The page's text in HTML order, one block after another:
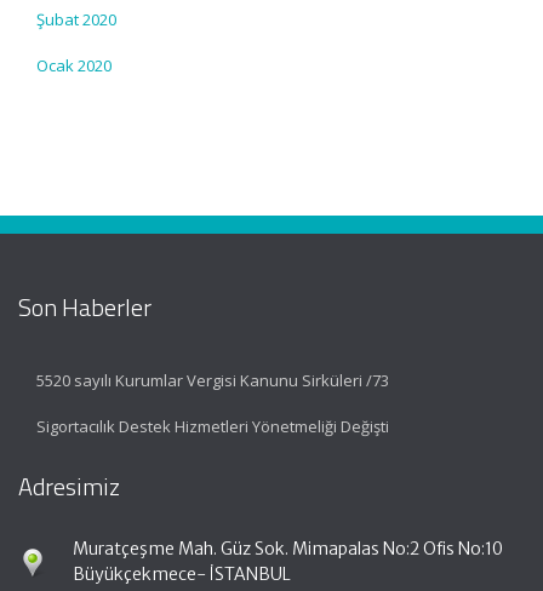
Şubat 2020
Ocak 2020
Son Haberler
5520 sayılı Kurumlar Vergisi Kanunu Sirküleri /73
Sigortacılık Destek Hizmetleri Yönetmeliği Değişti
Adresimiz
Muratçeşme Mah. Güz Sok. Mimapalas No:2 Ofis No:10
Büyükçekmece- İSTANBUL